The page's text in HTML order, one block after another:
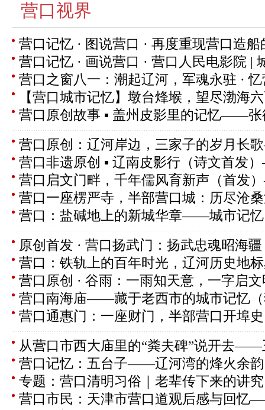
营口视界
营口记忆 · 图说营口 · 再度重现营口造
营口记忆 · 画说营口 · 营口人民电影院 |
营口之窗八一：潮起辽河，军魂永驻 ·
【营口城市记忆】墩台烽堠，望尽渤海
营口原创故事 ▪ 盖州皮影里的记忆——张
营口原创：辽河岸边，三家子的岁月长
营口非遗原创 ▪ 辽南皮影行（诗文首发
营口启文门畔，千年儒风育新声（首发
营口一座楞严寺，半部营口城：历尽沧
营口：盐碱地上的新城华章——城市记忆
原创首发 · 营口扬武门：扬武忠魂昭海
营口：铁轨上的百年时光，辽河历史地
营口原创 · 谷雨：一雨知天意，一字启
营口南海庙——藏于老西市的城市记忆
营口通惠门：一座财门，半部营口开埠
从营口市西大庙里的“粪夫碑”说开去——
营口记忆：五台子——辽河湾的烽火余韵
专题：营口清明习俗｜老辈传下来的讲
营口市民：天津市营口道观后感与回忆